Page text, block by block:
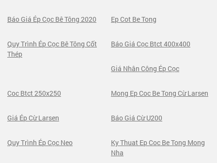
Báo Giá Ép Cọc Bê Tông 2020 Ep Cot Be Tong
Quy Trình Ép Cọc Bê Tông Cốt
Thép
Báo Giá Cọc Btct 400x400
Giá Nhân Công Ép Cọc
Coc Btct 250x250 Mong Ep Coc Be Tong Cừ Larsen
Giá Ép Cừ Larsen Báo Giá Cừ U200
Quy Trình Ép Cọc Neo
Ky Thuat Ep Coc Be Tong Mong
Nha